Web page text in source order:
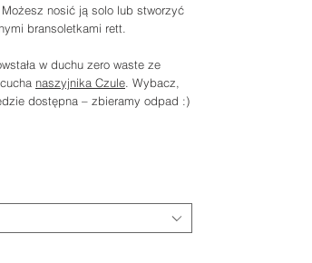
nosić ją solo lub stworzyć
bransoletkami rett.
w duchu zero waste ze
naszyjnika Czule . Wybacz,
dostępna – zbieramy odpad :)